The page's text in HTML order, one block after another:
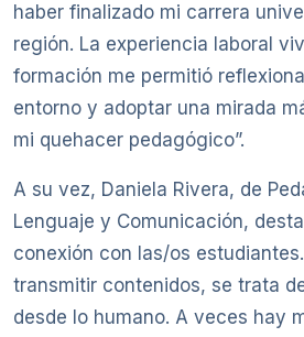
haber finalizado mi carrera
región. La experiencia laboral
formación me permitió
entorno y adoptar una mirada
mi quehacer pedagógico”.
A su vez, Daniela Rivera, de
Lenguaje y Comunicación,
conexión con las/os
transmitir contenidos, se trata
desde lo humano. A veces hay